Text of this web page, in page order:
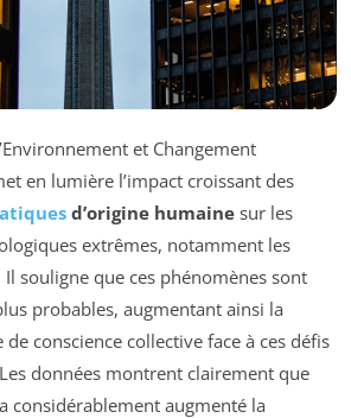
et Changement
en lumière l’impact croissant des
d’origine humaine sur les
extrêmes, notamment les
Il souligne que ces phénomènes sont
probables, augmentant ainsi la
de conscience collective face à ces défis
données montrent clairement que
considérablement augmenté la